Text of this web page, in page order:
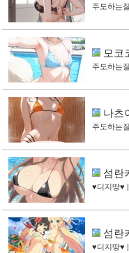
주도하는
모코
주도하는
나츠
주도하는
섬란
♥디지땅♥
섬란
♥디지땅♥